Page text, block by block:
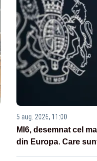
5 aug. 2026, 11:00
MI6, desemnat cel
din Europa. Care